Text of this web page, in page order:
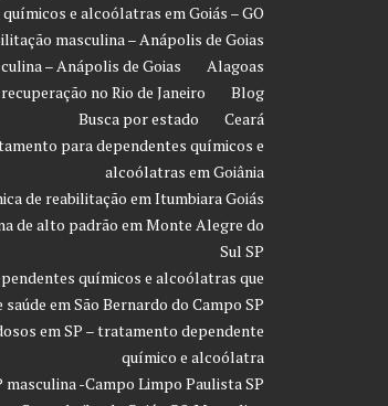
químicos e alcoólatras em Goiás – GO
masculina – Anápolis de Goias
– Anápolis de Goias
Alagoas
no Rio de Janeiro
Blog
Busca por estado
Ceará
para dependentes químicos e
alcoólatras em Goiânia
de reabilitação em Itumbiara Goiás
de alto padrão em Monte Alegre do
Sul SP
químicos e alcoólatras que
em São Bernardo do Campo SP
em SP – tratamento dependente
químico e alcoólatra
-Campo Limpo Paulista SP